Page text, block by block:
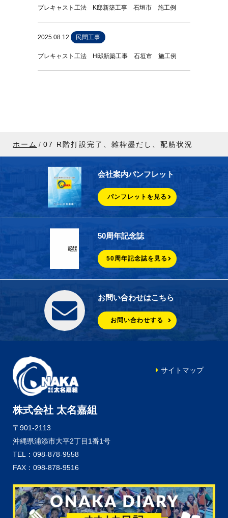
プレキャスト工法 K邸新築工事 石垣市 施工例
2025.08.12 民間工事
プレキャスト工法 H邸新築工事 石垣市 施工例
ホーム 07 R階打設完了、雑枠墨だし、配筋状況
会社案内パンフレット
パンフレットを見る
50周年記念誌
50周年記念誌を見る
お問い合わせはこちら
お問い合わせする
株式会社 太名嘉組
〒901-2113
沖縄県浦添市大平2丁目1番1号
TEL：098-878-9558
FAX：098-878-9516
サイトマップ